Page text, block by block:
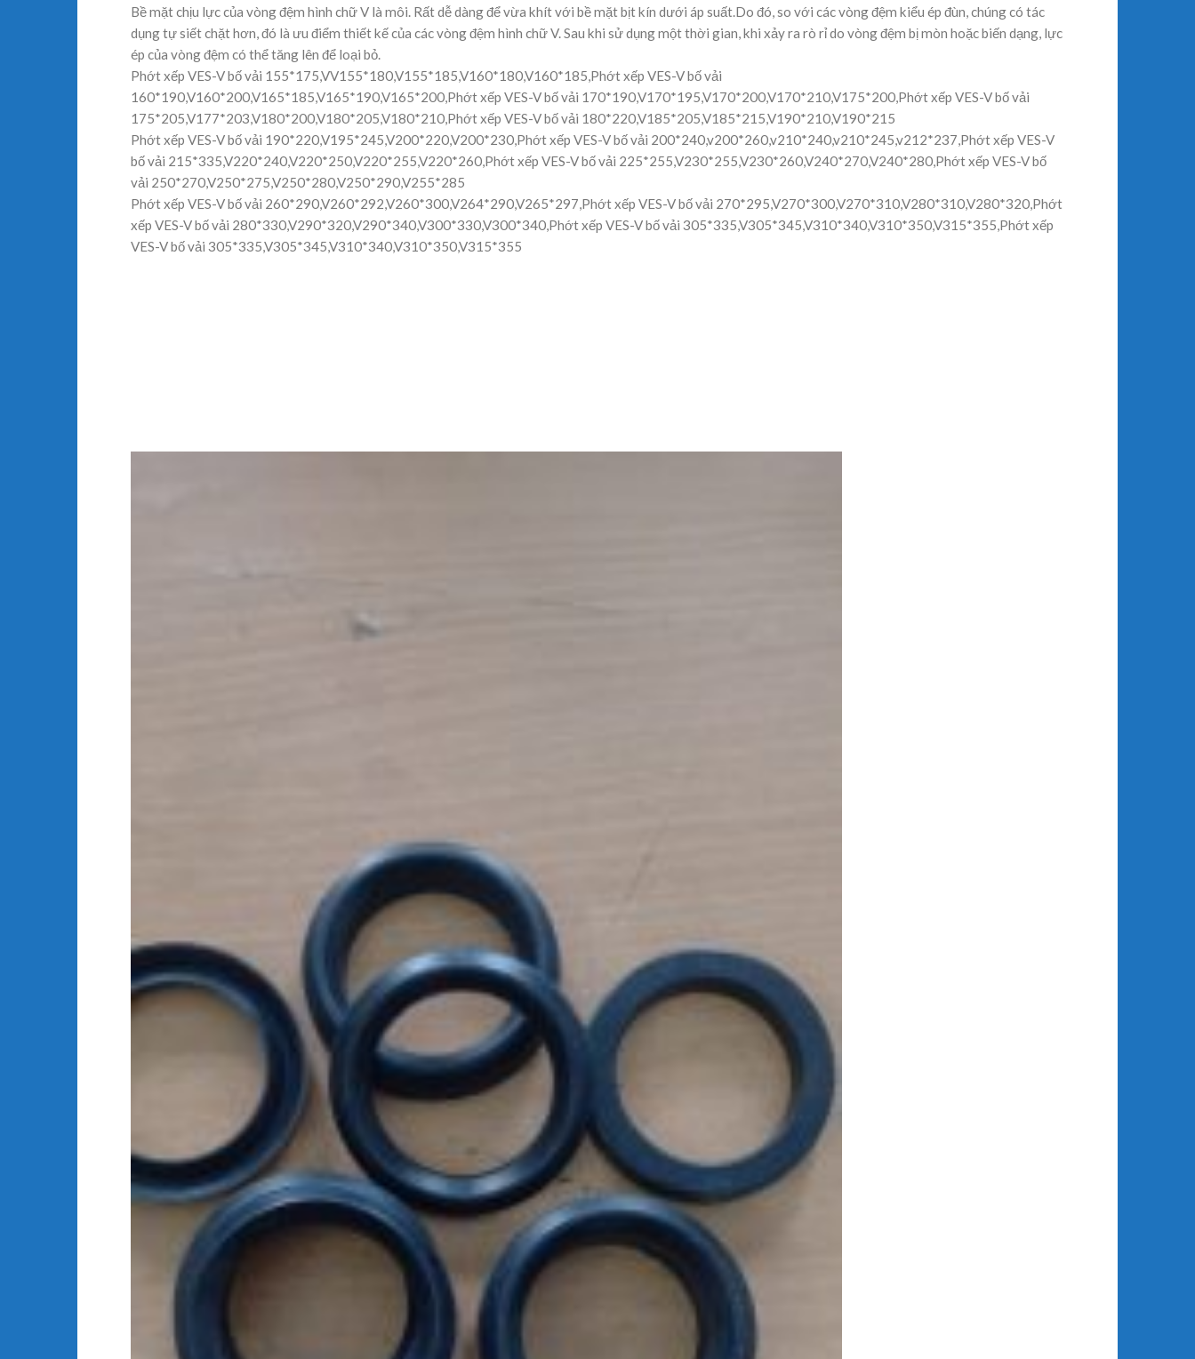
Bề mặt chịu lực của vòng đệm hình chữ V là môi. Rất dễ dàng để vừa khít với bề mặt bịt kín dưới áp suất.Do đó, so với các vòng đệm kiểu ép đùn, chúng có tác
dụng tự siết chặt hơn, đó là ưu điểm thiết kế của các vòng đệm hình chữ V. Sau khi sử dụng một thời gian, khi xảy ra rò rỉ do vòng đệm bị mòn hoặc biến dạng, lực
ép của vòng đệm có thể tăng lên để loại bỏ.
Phớt xếp VES-V bố vải 155*175,VV155*180,V155*185,V160*180,V160*185,Phớt xếp VES-V bố vải
160*190,V160*200,V165*185,V165*190,V165*200,Phớt xếp VES-V bố vải 170*190,V170*195,V170*200,V170*210,V175*200,Phớt xếp VES-V bố vải
175*205,V177*203,V180*200,V180*205,V180*210,Phớt xếp VES-V bố vải 180*220,V185*205,V185*215,V190*210,V190*215
Phớt xếp VES-V bố vải 190*220,V195*245,V200*220,V200*230,Phớt xếp VES-V bố vải 200*240,v200*260,v210*240,v210*245,v212*237,Phớt xếp VES-V
bố vải 215*335,V220*240,V220*250,V220*255,V220*260,Phớt xếp VES-V bố vải 225*255,V230*255,V230*260,V240*270,V240*280,Phớt xếp VES-V bố
vải 250*270,V250*275,V250*280,V250*290,V255*285
Phớt xếp VES-V bố vải 260*290,V260*292,V260*300,V264*290,V265*297,Phớt xếp VES-V bố vải 270*295,V270*300,V270*310,V280*310,V280*320,Phớt
xếp VES-V bố vải 280*330,V290*320,V290*340,V300*330,V300*340,Phớt xếp VES-V bố vải 305*335,V305*345,V310*340,V310*350,V315*355,Phớt xếp
VES-V bố vải 305*335,V305*345,V310*340,V310*350,V315*355